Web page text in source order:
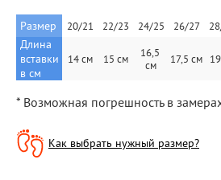
Размер 20/21 22/23 24/25 26/27
Длина
вставки
в см
14 см 15 см
16,5
см
17,5 см
* Возможная погрешность в
Как выбрать нужный размер?